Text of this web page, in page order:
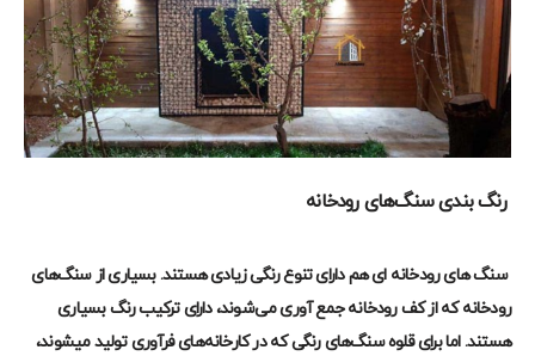
رنگ بندی سنگ‌های رودخانه
سنگ های رودخانه ای هم دارای تنوع رنگی زیادی هستند. بسیاری از سنگ‌های
رودخانه که از کف رودخانه جمع آوری می‌شوند، دارای ترکیب رنگ بسیاری
هستند. اما برای قلوه سنگ‌های رنگی که در کارخانه‌های فرآوری تولید میشوند،